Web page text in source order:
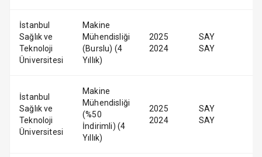
İstanbul
Sağlık ve
Teknoloji
Üniversitesi
Makine
Mühendisliği
(Burslu) (4
Yıllık)
2025
2024
SAY
SAY
İstanbul
Sağlık ve
Teknoloji
Üniversitesi
Makine
Mühendisliği
(%50
İndirimli) (4
Yıllık)
2025
2024
SAY
SAY